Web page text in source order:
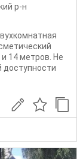
р-н
14 метров. Не
доступности